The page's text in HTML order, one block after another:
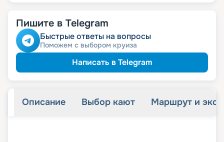
Пишите в Telegram
Быстрые ответы на вопросы
Поможем с выбором круиза
Написать в Telegram
Описание Выбор кают Маршрут и